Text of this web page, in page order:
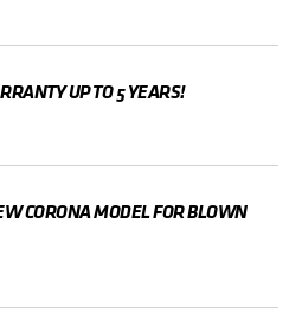
UP TO 5 YEARS!
CORONA MODEL FOR BLOWN